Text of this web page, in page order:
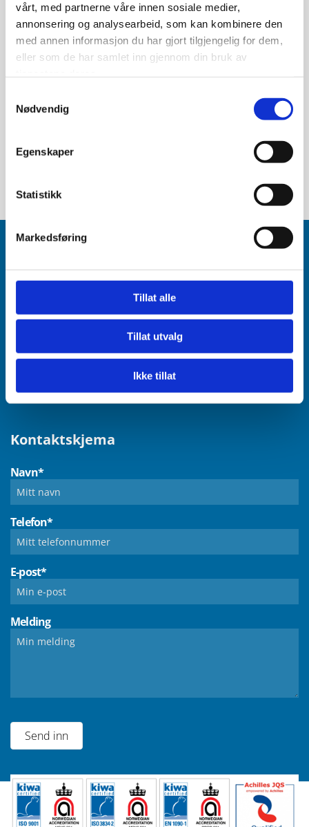
vårt, med partnerne våre innen sosiale medier,
annonsering og analysearbeid, som kan kombinere den
med annen informasjon du har gjort tilgjengelig for dem,
eller som de har samlet inn gjennom din bruk av
Nødvendig
Egenskaper
Statistikk
Markedsføring
Tillat alle
Tillat utvalg
Ikke tillat
Kontakt oss
IRV AS
Mob.911 60 900
Kontaktskjema
Navn*
Telefon*
E-post*
Melding